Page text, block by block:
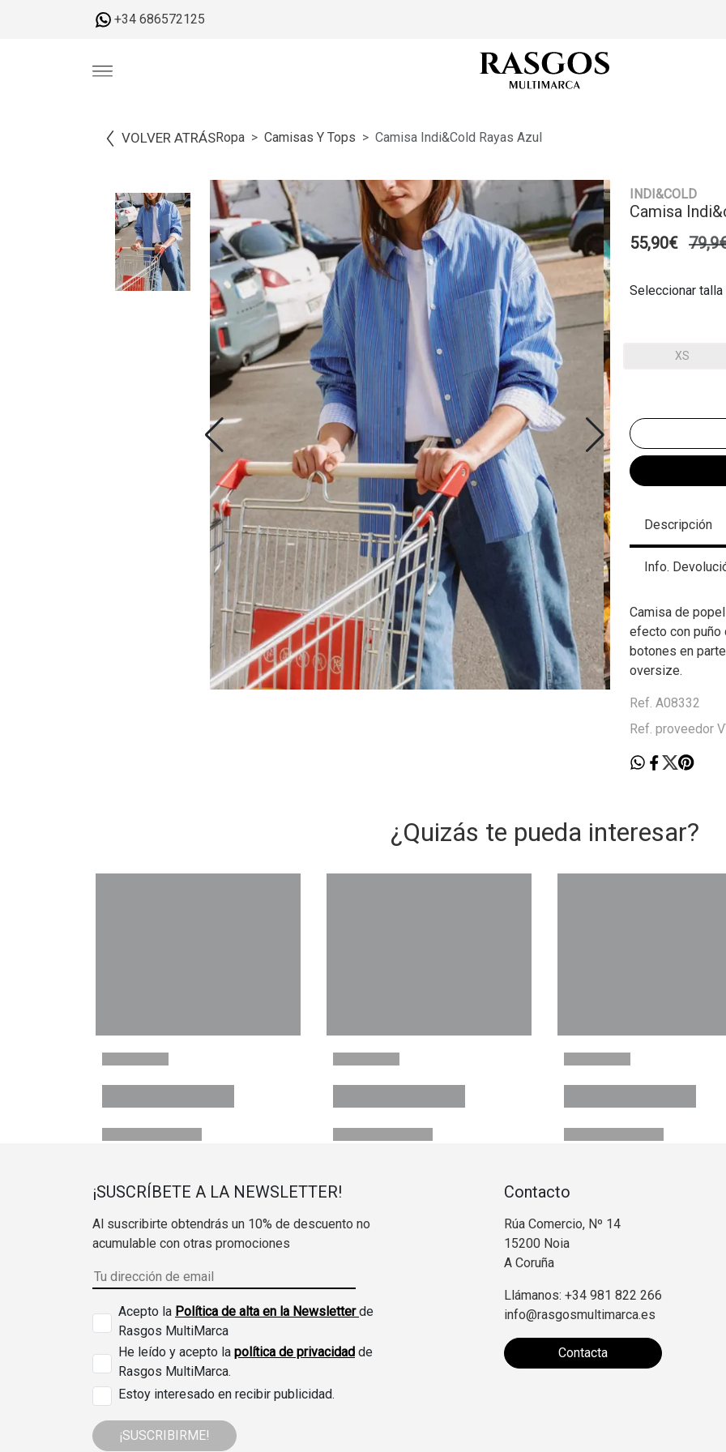
+34 686572125
VOLVER ATRÁSRopa Camisas Y Tops Camisa Indi&cold Rayas Azul
INDI&COLD
Camisa
55,90€
Seleccionar talla
XS
Descripción
Info.
Camisa de
efecto con puño
botones en
oversize.
Ref. A08332
Ref. proveedor
¿Quizás te pueda interesar?
¡SUSCRÍBETE A LA NEWSLETTER!
Al suscribirte obtendrás un 10% de descuento no
acumulable con otras promociones
Acepto la Política de alta en la Newsletterde
Rasgos MultiMarca
He leído y acepto la política de privacidad de
Rasgos MultiMarca.
Estoy interesado en recibir publicidad.
¡SUSCRIBIRME!
Contacto
Rúa Comercio, Nº 14
15200 Noia
A Coruña
Llámanos: +34 981 822 266
info@rasgosmultimarca.es
Contacta